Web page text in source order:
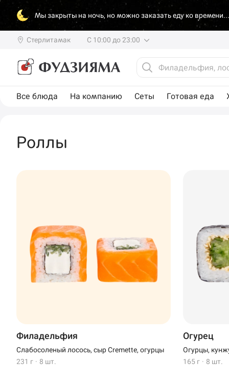
Мы закрыты на ночь, но можно заказать еду ко времени...
Стерлитамак С 10:00 до 23:00
Все блюда На компанию Сеты Готовая еда
Роллы
Филадельфия
Слабосоленый лосось, сыр Cremette, огурцы
231 г · 8 шт.
Огурец
Огурцы,
165 г · 8 шт.